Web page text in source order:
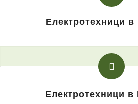
Електротехници в
Електротехници в